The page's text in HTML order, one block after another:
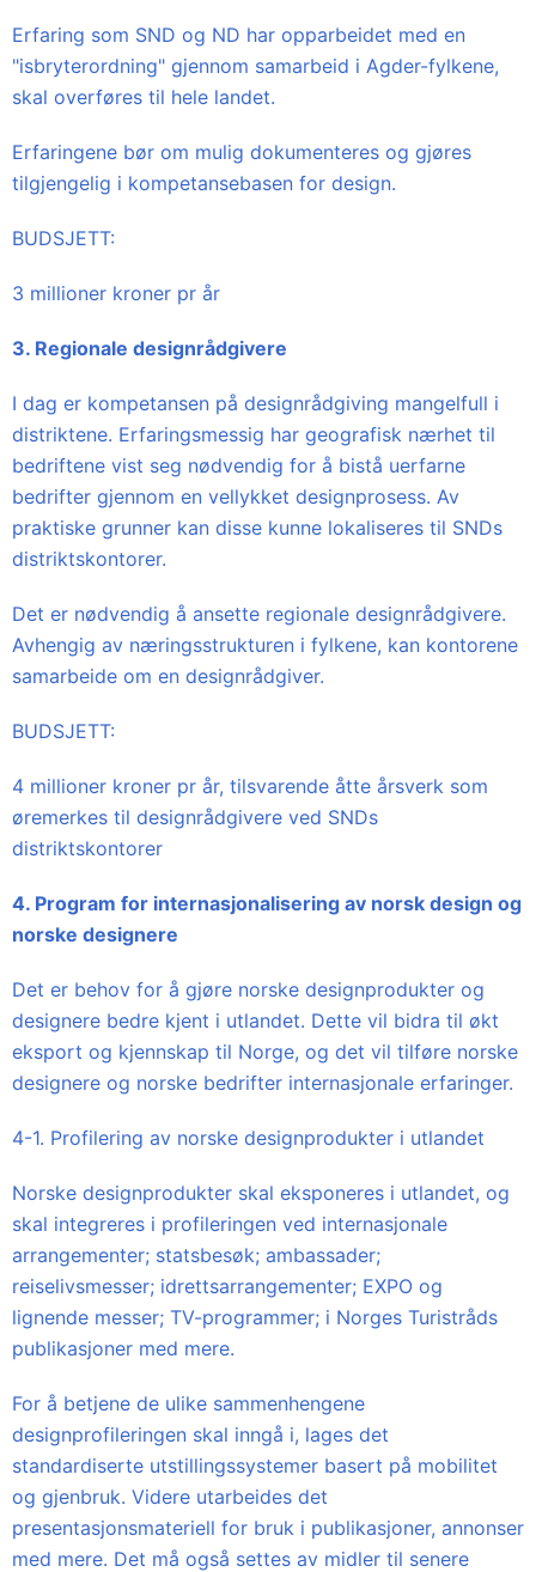
Erfaring som SND og ND har opparbeidet med en
"isbryterordning" gjennom samarbeid i Agder-fylkene,
skal overføres til hele landet.
Erfaringene bør om mulig dokumenteres og gjøres
tilgjengelig i kompetansebasen for design.
BUDSJETT:
3 millioner kroner pr år
3. Regionale designrådgivere
I dag er kompetansen på designrådgiving mangelfull i
distriktene. Erfaringsmessig har geografisk nærhet til
bedriftene vist seg nødvendig for å bistå uerfarne
bedrifter gjennom en vellykket designprosess. Av
praktiske grunner kan disse kunne lokaliseres til SNDs
distriktskontorer.
Det er nødvendig å ansette regionale designrådgivere.
Avhengig av næringsstrukturen i fylkene, kan kontorene
samarbeide om en designrådgiver.
BUDSJETT:
4 millioner kroner pr år, tilsvarende åtte årsverk som
øremerkes til designrådgivere ved SNDs
distriktskontorer
4. Program for internasjonalisering av norsk design og
norske designere
Det er behov for å gjøre norske designprodukter og
designere bedre kjent i utlandet. Dette vil bidra til økt
eksport og kjennskap til Norge, og det vil tilføre norske
designere og norske bedrifter internasjonale erfaringer.
4-1. Profilering av norske designprodukter i utlandet
Norske designprodukter skal eksponeres i utlandet, og
skal integreres i profileringen ved internasjonale
arrangementer; statsbesøk; ambassader;
reiselivsmesser; idrettsarrangementer; EXPO og
lignende messer; TV-programmer; i Norges Turistråds
publikasjoner med mere.
For å betjene de ulike sammenhengene
designprofileringen skal inngå i, lages det
standardiserte utstillingssystemer basert på mobilitet
og gjenbruk. Videre utarbeides det
presentasjonsmateriell for bruk i publikasjoner, annonser
med mere. Det må også settes av midler til senere